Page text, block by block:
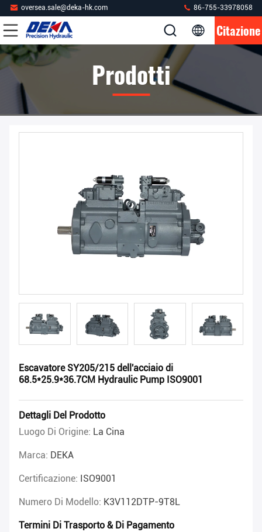
oversea.sale@deka-hk.com 86-755-33978058
Citazione
Prodotti
Escavatore SY205/215 dell'acciaio di
68.5*25.9*36.7CM Hydraulic Pump ISO9001
Dettagli Del Prodotto
Luogo Di Origine: La Cina
Marca: DEKA
Certificazione: ISO9001
Numero Di Modello: K3V112DTP-9T8L
Termini Di Trasporto & Di Pagamento